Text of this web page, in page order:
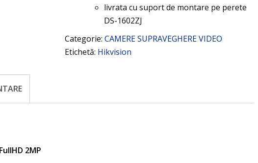
livrata cu suport de montare pe perete
DS-1602ZJ
Categorie:CAMERE SUPRAVEGHERE VIDEO
Etichetă: Hikvision
2MP